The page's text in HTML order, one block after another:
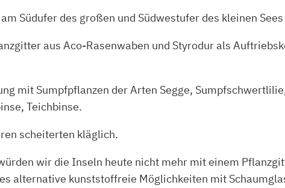
Südufer des großen und Südwestufer des kleinen
aus Aco-Rasenwaben und Styrodur als
mit Sumpfpflanzen der Arten Segge,
Teichbinse.
scheiterten kläglich.
wir die Inseln heute nicht mehr mit einem
alternative kunststoffreie Möglichkeiten mit